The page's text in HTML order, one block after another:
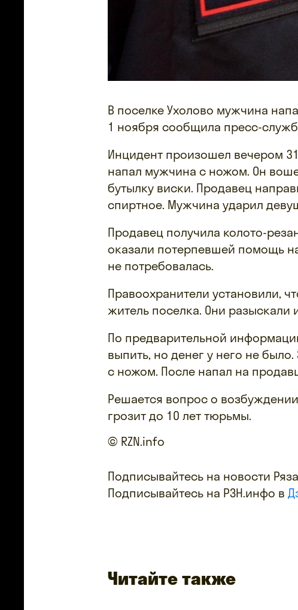
В поселке Ухолово мужчина
1 ноября сообщила пресс-
Инцидент произошел вечером
напал мужчина с ножом. Он
бутылку виски. Продавец
спиртное. Мужчина ударил
Продавец получила колото-
оказали потерпевшей помощь
не потребовалась.
Правоохранители установили,
житель поселка. Они
По предварительной
выпить, но денег у него не
с ножом. После напал на
Решается вопрос о
грозит до 10 лет тюрьмы.
© RZN.info
Подписывайтесь на новости
Подписывайтесь на РЗН.инфо в
Читайте также